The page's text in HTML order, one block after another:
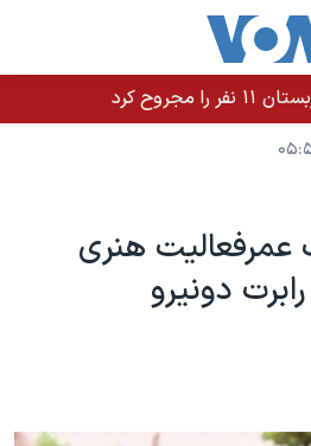
کرد
عمرفعالیت هنری
دونیرو